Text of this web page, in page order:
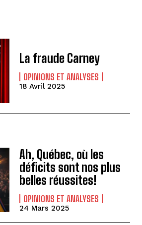
La fraude Carney
OPINIONS ET ANALYSES
18 Avril 2025
Ah, Québec, où les
déficits sont nos plus
belles réussites!
OPINIONS ET ANALYSES
24 Mars 2025